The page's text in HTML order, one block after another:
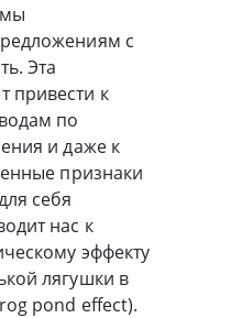
с
Эта
привести к
по
и даже к
признаки
себя
нас к
эффекту
лягушки в
pond effect).